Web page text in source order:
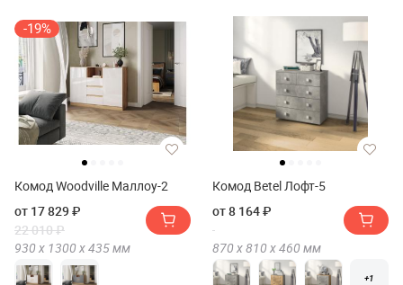
-19%
Комод Woodville Маллоу-2
от 17 829 ₽
22 010 ₽
930 х 1300 х435мм
Комод Betel Лофт-5
от 8 164 ₽
870 х810 х460 мм
+1